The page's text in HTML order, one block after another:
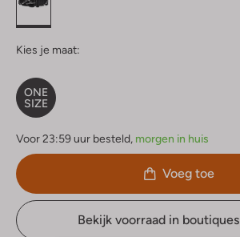
Kies je maat:
ONE
SIZE
Voor 23:59 uur besteld, morgen in huis
Voeg toe
Bekijk voorraad in boutiques